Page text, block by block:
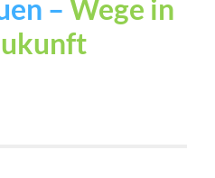
– Wege in